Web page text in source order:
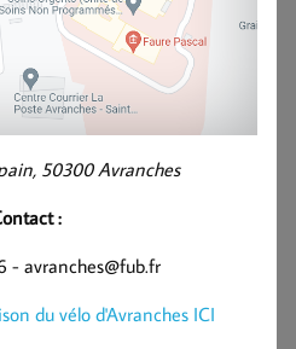
50300 Avranches
:
- avranches@fub.fr
du vélo d'Avranches ICI